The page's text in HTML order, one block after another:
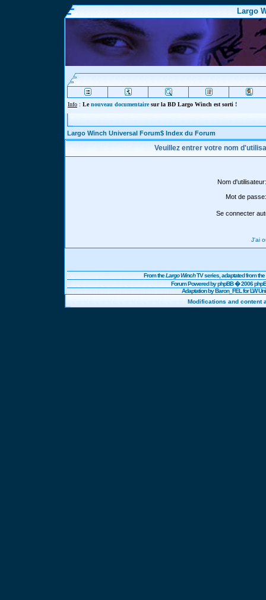
Largo
Info : Lenouveau documentairesur la BD Largo Winch est sorti !
Largo Winch Universal Forum$ Index du Forum
Veuillez entrer votre nom
Nom d'utilisateur:
Mot de passe:
Se connecter
J'ai
From theLargo WinchTV series, adaptated from
Forum Powered byphpBB� 2006
Adaptation by Baron_FEL for LW
Modifications and content